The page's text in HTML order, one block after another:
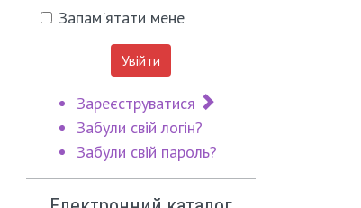
Запам'ятати мене
Увійти
Зареєструватися
Забули свій логін?
Забули свій пароль?